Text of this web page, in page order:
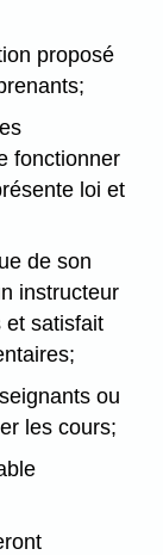
proposé
fonctionner
loi et
de son
instructeur
et satisfait
ou
les cours;